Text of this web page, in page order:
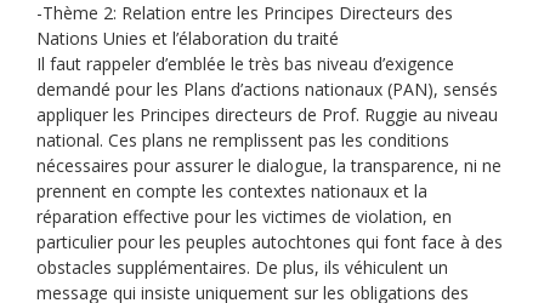
-Thème 2: Relation entre les Principes Directeurs des
Nations Unies et l’élaboration du traité
Il faut rappeler d’emblée le très bas niveau d’exigence
demandé pour les Plans d’actions nationaux (PAN), sensés
appliquer les Principes directeurs de Prof. Ruggie au niveau
national. Ces plans ne remplissent pas les conditions
nécessaires pour assurer le dialogue, la transparence, ni ne
prennent en compte les contextes nationaux et la
réparation effective pour les victimes de violation, en
particulier pour les peuples autochtones qui font face à des
obstacles supplémentaires. De plus, ils véhiculent un
message qui insiste uniquement sur les obligations des